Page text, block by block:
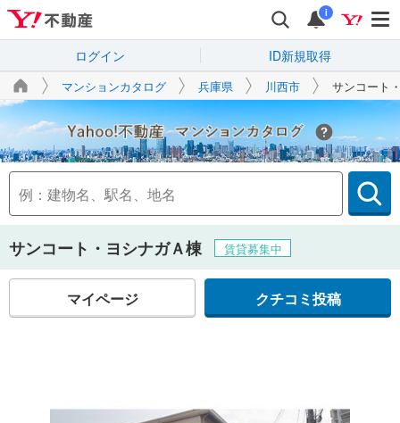
i
ログイン ID新規取得
マンションカタログ 兵庫県 川西市 サンコート
Yahoo!不動産
サンコート・ヨシナガＡ棟 賃貸募集中
マイページ クチコミ投稿